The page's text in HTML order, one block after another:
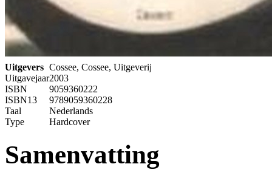
Uitgevers Cossee, Cossee, Uitgeverij
Uitgavejaar2003
ISBN
9059360222
ISBN13
9789059360228
Taal
Nederlands
Type
Hardcover
Samenvatting